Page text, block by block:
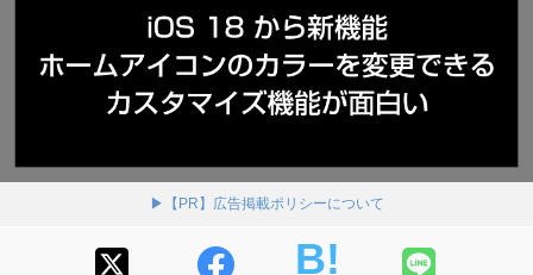
▶【PR】広告掲載ポリシーについて